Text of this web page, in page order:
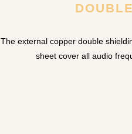
The external copper double
sheet cover all audio